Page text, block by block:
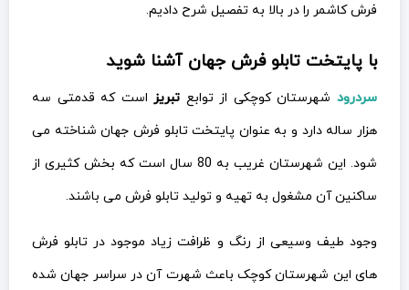
فرش کاشمر را در بالا به تفصیل شرح دادیم.
با پایتخت تابلو فرش جهان آشنا شوید
سردرودشهرستان کوچکی از توابع تبریزاست که قدمتی سه
هزار ساله دارد و به عنوان پایتخت تابلو فرش جهان شناخته می
شود. این شهرستان غریب به 80 سال است که بخش کثیری از
ساکنین آن مشغول به تهیه و تولید تابلو فرش می باشند.
وجود طیف وسیعی از رنگ و ظرافت زیاد موجود در تابلو فرش
های این شهرستان کوچک باعث شهرت آن در سراسر جهان شده